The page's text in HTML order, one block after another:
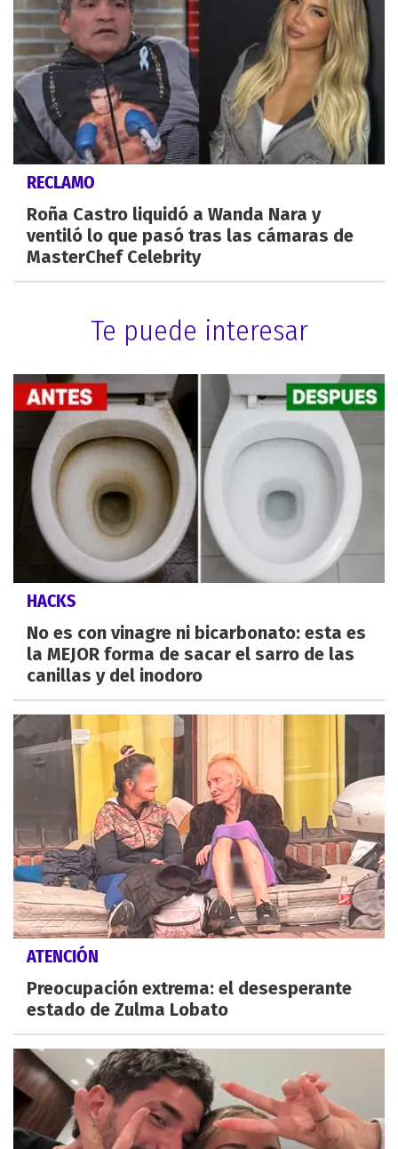
RECLAMO
Roña Castro liquidó a Wanda Nara y
ventiló lo que pasó tras las cámaras de
MasterChef Celebrity
Te puede interesar
HACKS
No es con vinagre ni bicarbonato: esta es
la MEJOR forma de sacar el sarro de las
canillas y del inodoro
ATENCIÓN
Preocupación extrema: el desesperante
estado de Zulma Lobato